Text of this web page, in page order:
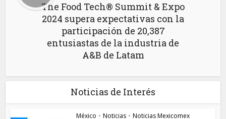
The Food Tech® Summit & Expo
2024 supera expectativas con la
participación de 20,387
entusiastas de la industria de
A&B de Latam
Noticias de Interés
México • Noticias • Noticias Mexicomex